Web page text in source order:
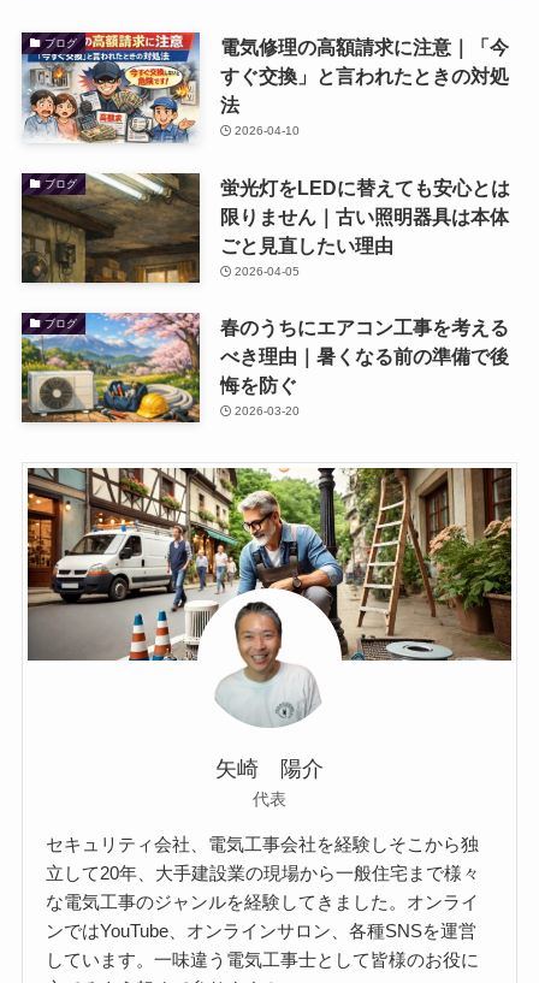
ブログ
電気修理の高額請求に注意｜「今
すぐ交換」と言われたときの対処
法
2026-04-10
ブログ
蛍光灯をLEDに替えても安心とは
限りません｜古い照明器具は本体
ごと見直したい理由
2026-04-05
ブログ
春のうちにエアコン工事を考える
べき理由｜暑くなる前の準備で後
悔を防ぐ
2026-03-20
矢崎 陽介
代表
セキュリティ会社、電気工事会社を経験しそこから独
立して20年、大手建設業の現場から一般住宅まで様々
な電気工事のジャンルを経験してきました。オンライ
ンではYouTube、オンラインサロン、各種SNSを運営
しています。一味違う電気工事士として皆様のお役に